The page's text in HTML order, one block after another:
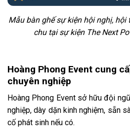
Mẫu bàn ghế sự kiện hội nghị,
chu tại sự kiện The Next
Hoàng Phong Event cung
chuyên nghiệp
Hoàng Phong Event sở hữu đội
nghiệp, dày dặn kinh nghiệm, sẵn
cố phát sinh nếu có.